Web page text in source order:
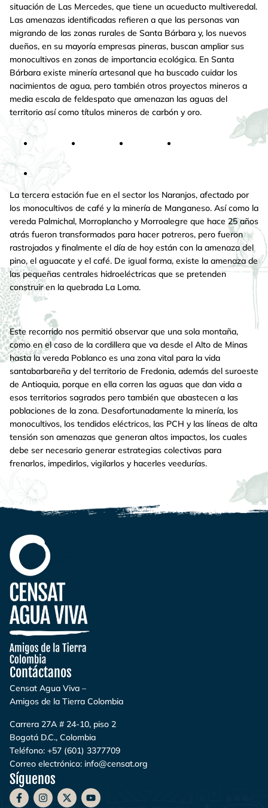
situación de Las Mercedes, que tiene un acueducto multiveredal.
Las amenazas identificadas refieren a que las personas van
migrando de las zonas rurales de Santa Bárbara y, los nuevos
dueños, en su mayoría empresas pineras, buscan ampliar sus
monocultivos en zonas de importancia ecológica. En Santa
Bárbara existe minería artesanal que ha buscado cuidar los
nacimientos de agua, pero también otros proyectos mineros a
media escala de feldespato que amenazan las aguas del
territorio así como títulos mineros de carbón y oro.
La tercera estación fue en el sector los Naranjos, afectado por
los monocultivos de café y la minería de Manganeso. Así como la
vereda Palmichal, Morroplancho y Morroalegre que hace 25 años
atrás fueron transformados para hacer potreros, pero fueron
rastrojados y finalmente el día de hoy están con la amenaza del
pino, el aguacate y el café. De igual forma, existe la amenaza de
las pequeñas centrales hidroeléctricas que se pretenden
construir en la quebrada La Loma.
Este recorrido nos permitió observar que una sola montaña,
como en el caso de la cordillera que va desde el Alto de Minas
hasta la vereda Poblanco es una zona vital para la vida
santabarbareña y del territorio de Fredonia, además del suroeste
de Antioquia, porque en ella corren las aguas que dan vida a
esos territorios sagrados pero también que abastecen a las
poblaciones de la zona. Desafortunadamente la minería, los
monocultivos, los tendidos eléctricos, las PCH y las líneas de alta
tensión son amenazas que generan altos impactos, los cuales
debe ser necesario generar estrategias colectivas para
frenarlos, impedirlos, vigilarlos y hacerles veedurías.
Contáctanos
Censat Agua Viva –
Amigos de la Tierra Colombia
Carrera 27A # 24-10, piso 2
Bogotá D.C., Colombia
Teléfono: +57 (601) 3377709
Correo electrónico: info@censat.org
Síguenos